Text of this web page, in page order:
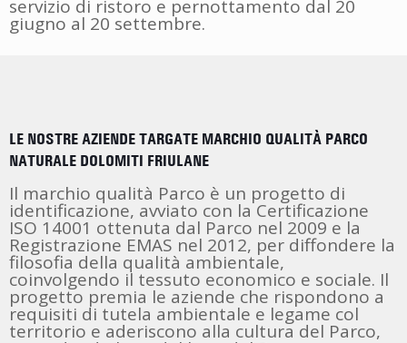
servizio di ristoro e pernottamento dal 20
giugno al 20 settembre.
LE NOSTRE AZIENDE TARGATE MARCHIO QUALITÀ PARCO
NATURALE DOLOMITI FRIULANE
Il marchio qualità Parco è un progetto di
identificazione, avviato con la Certificazione
ISO 14001 ottenuta dal Parco nel 2009 e la
Registrazione EMAS nel 2012, per diffondere la
filosofia della qualità ambientale,
coinvolgendo il tessuto economico e sociale. Il
progetto premia le aziende che rispondono a
requisiti di tutela ambientale e legame col
territorio e aderiscono alla cultura del Parco,